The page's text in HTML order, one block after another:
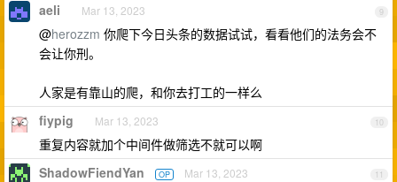
9
aeli Mar 13, 2023
@herozzm 你爬下今日头条的数据试试，看看他们的法务会不
会让你刑。
人家是有靠山的爬，和你去打工的一样么
10
fiypig Mar 13, 2023
重复内容就加个中间件做筛选不就可以啊
11
ShadowFiendYan OP Mar 13, 2023